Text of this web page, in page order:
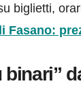
biglietti,
Fasano: